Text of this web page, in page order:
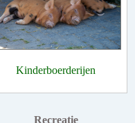
Kinderboerderijen
Recreatie